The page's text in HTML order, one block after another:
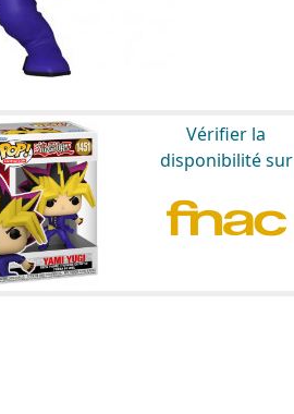
Vérifier la
disponibilité sur